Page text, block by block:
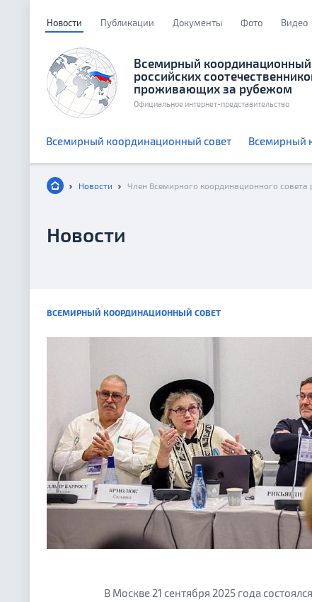
Новости Публикации Документы Фото Видео
Всемирный координационный
российских
проживающих за рубежом
Официальное интернет-представительство
Всемирный координационный совет Всемирный
Новости
Новости
ВСЕМИРНЫЙ КООРДИНАЦИОННЫЙ СОВЕТ
В Москве 21 сентября 2025 года